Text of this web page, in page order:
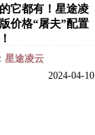
它都有！星途凌
价格“屠夫”配置
星途凌云
2024-04-10